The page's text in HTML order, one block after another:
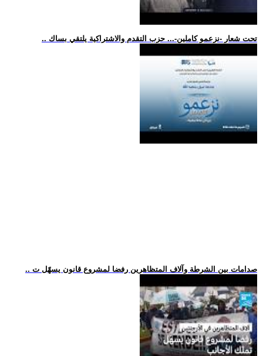
.. تحت شعار -نزعمو كاملين-... حزب التقدم والاشتراكية يلتقي بساك
.. صدامات بين الشرطة وآلاف المتظاهرين رفضا لمشروع قانون يسهّل ت